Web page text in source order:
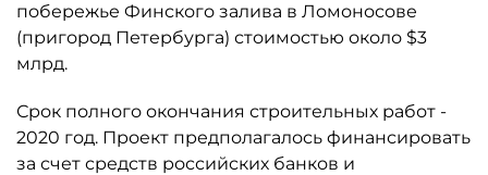
побережье Финского залива в Ломоносове
(пригород Петербурга) стоимостью около $3
млрд.
Срок полного окончания строительных работ -
2020 год. Проект предполагалось финансировать
за счет средств российских банков и